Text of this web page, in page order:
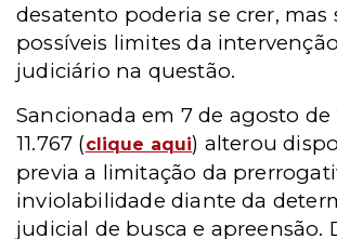
desatento poderia se crer, mas
possíveis limites da
judiciário na questão.
Sancionada em 7 de agosto de
11.767 (clique aqui) alterou
previa a limitação da
inviolabilidade diante da
judicial de busca e apreensão.